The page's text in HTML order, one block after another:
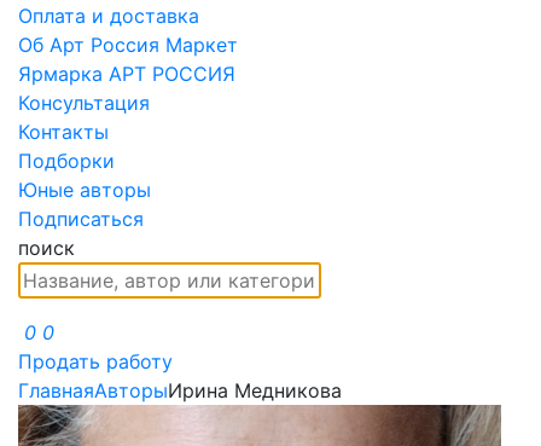
Оплата и доставка
Об Арт Россия Маркет
Ярмарка АРТ РОССИЯ
Консультация
Контакты
Подборки
Юные авторы
Подписаться
поиск
0 0
Продать работу
ГлавнаяАвторыИрина Медникова